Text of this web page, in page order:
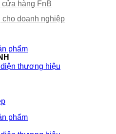
cửa hàng FnB
cho doanh nghiệp
phẩm
thương hiệu
phẩm